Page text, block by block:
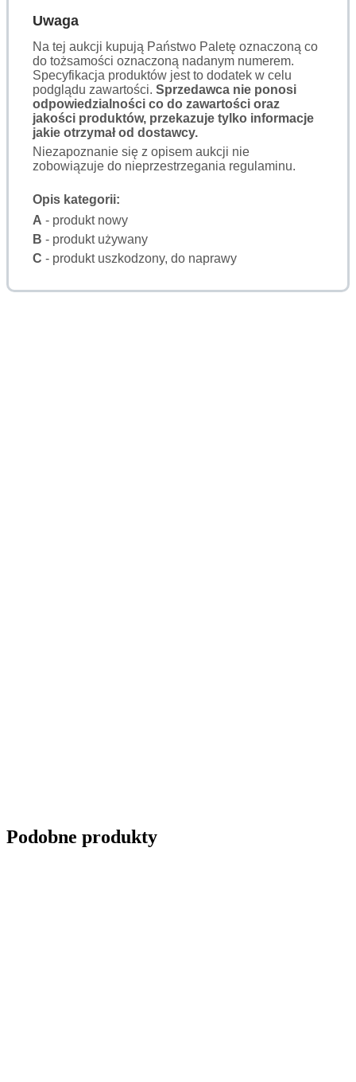
Uwaga
Na tej aukcji kupują Państwo Paletę oznaczoną co
do tożsamości oznaczoną nadanym numerem.
Specyfikacja produktów jest to dodatek w celu
podglądu zawartości. Sprzedawca nie ponosi
odpowiedzialności co do zawartości oraz
jakości produktów, przekazuje tylko informacje
jakie otrzymał od dostawcy.
Niezapoznanie się z opisem aukcji nie
zobowiązuje do nieprzestrzegania regulaminu.
Opis kategorii:
A - produkt nowy
B - produkt używany
C - produkt uszkodzony, do naprawy
Podobne produkty